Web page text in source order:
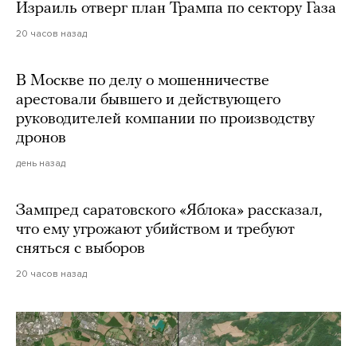
Израиль отверг план Трампа по сектору Газа
20 часов назад
В Москве по делу о мошенничестве
арестовали бывшего и действующего
руководителей компании по производству
дронов
день назад
Зампред саратовского «Яблока» рассказал,
что ему угрожают убийством и требуют
сняться с выборов
20 часов назад